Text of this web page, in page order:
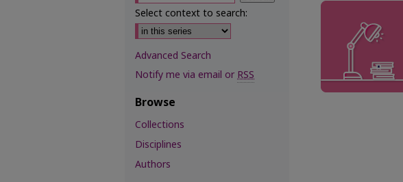
Select context to search:
Advanced Search
Notify me via email orRSS
Browse
Collections
Disciplines
Authors